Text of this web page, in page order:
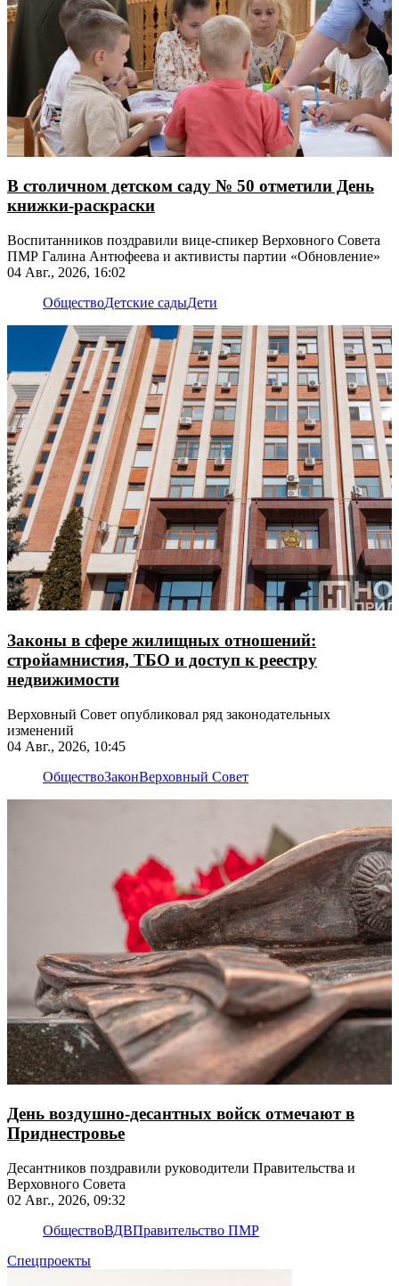
В столичном детском саду № 50 отметили День
книжки-раскраски
Воспитанников поздравили вице-спикер Верховного Совета
ПМР Галина Антюфеева и активисты партии «Обновление»
04 Авг., 2026, 16:02
ОбществоДетские садыДети
Законы в сфере жилищных отношений:
стройамнистия, ТБО и доступ к реестру
недвижимости
Верховный Совет опубликовал ряд законодательных
изменений
04 Авг., 2026, 10:45
ОбществоЗаконВерховный Совет
День воздушно-десантных войск отмечают в
Приднестровье
Десантников поздравили руководители Правительства и
Верховного Совета
02 Авг., 2026, 09:32
ОбществоВДВПравительство ПМР
Спецпроекты